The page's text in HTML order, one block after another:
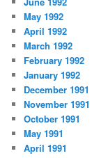
May 1992
April 1992
March 1992
February 1992
January 1992
December 1991
November 1991
October 1991
May 1991
April 1991